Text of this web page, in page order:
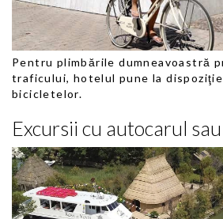
Pentru plimbările dumneavoastră
traficului, hotelul pune la
bicicletelor.
Excursii cu autocarul